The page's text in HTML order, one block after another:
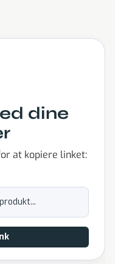
dine
at kopiere linket: